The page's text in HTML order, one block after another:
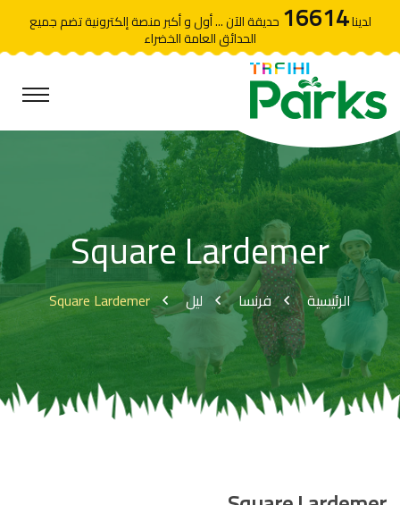
لدينا16614 حديقة الآن ... أول و أكبر منصة إلكترونية تضم جميع
الحدائق العامة الخضراء
Square Lardemer
الرئيسية فرنسا ليل Square Lardemer